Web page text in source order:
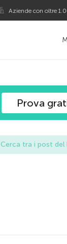
Aziende con oltre
Prova